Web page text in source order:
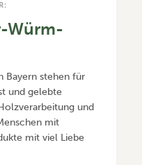
Würm-
Bayern stehen für
und gelebte
und
mit
mit viel Liebe